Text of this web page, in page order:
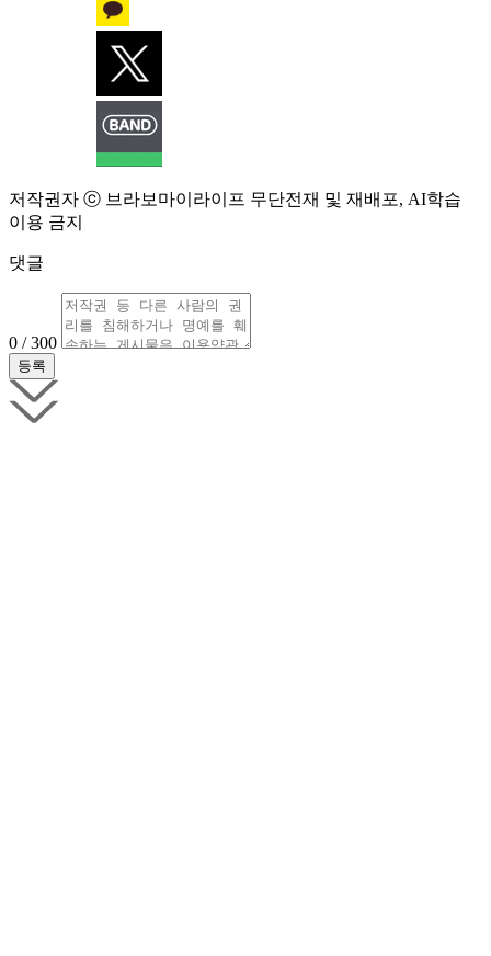
저작권자 ⓒ 브라보마이라이프 무단전재 및 재배포, AI학습
이용 금지
댓글
0 / 300